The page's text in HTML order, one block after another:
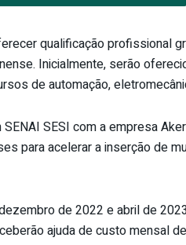
qualificação profissional
Inicialmente, serão
de automação,
SESI com a empresa
para acelerar a inserção de
de 2022 e abril de
ajuda de custo mensal